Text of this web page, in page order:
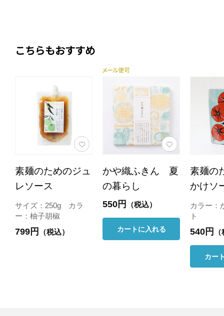
こちらもおすすめ
素麺のためのジュ
レソース
サイズ：250g カラ
ー：柚子胡椒
799円 （税込）
かや織ふきん 夏
の暮らし
550円 （税込）
カートに入れる
素麺の
かけソ
カラー：
ト
540円
カー